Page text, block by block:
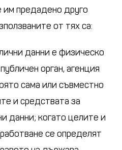
им предадено друго
от тях са:
данни е физическо
орган, агенция
сама или съвместно
и средствата за
данни; когато целите и
се определят